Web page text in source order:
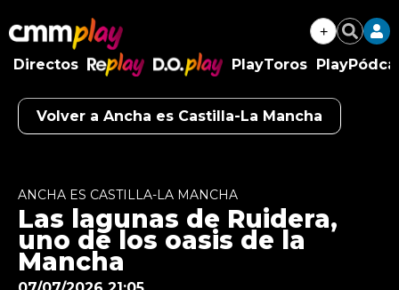
+ Buscar
Directos
RePlay
D.O.Play
PlayToros
Volver a Ancha es Castilla-La Mancha
Algo salió mal.
Try again
ANCHA ES CASTILLA-LA MANCHA
Las lagunas de Ruidera,
uno de los oasis de la
Mancha